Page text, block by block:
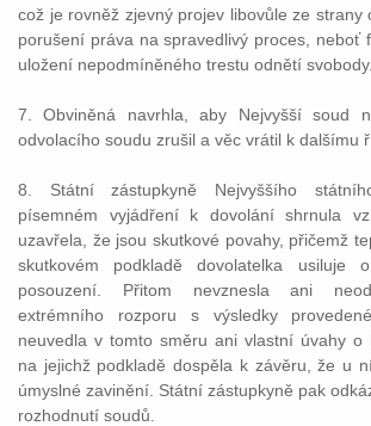
což je rovněž zjevný projev libovůle ze strany
porušení práva na spravedlivý proces, neboť
uložení nepodmíněného trestu odnětí svobody.
7. Obviněná navrhla, aby Nejvyšší soud
odvolacího soudu zrušil a věc vrátil k dalšímu
8. Státní zástupkyně Nejvyššího
písemném vyjádření k dovolání shrnula
uzavřela, že jsou skutkové povahy, přičemž
skutkovém podkladě dovolatelka usiluje
posouzení. Přitom nevznesla ani
extrémního rozporu s výsledky
neuvedla v tomto směru ani vlastní úvahy o
na jejichž podkladě dospěla k závěru, že u
úmyslné zavinění. Státní zástupkyně pak
rozhodnutí soudů.